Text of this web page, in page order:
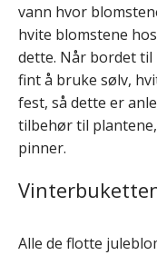
vann hvor
hvite blomstene
dette. Når bordet
fint å bruke sølv,
fest, så dette er
tilbehør til
pinner.
Alle de flotte